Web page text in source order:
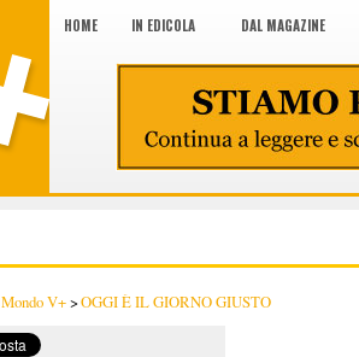
HOME IN EDICOLA DAL MAGAZINE
Mondo V+>OGGI È IL GIORNO GIUSTO